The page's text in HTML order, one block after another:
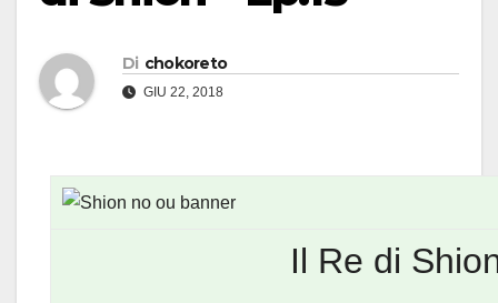
Di chokoreto
GIU 22, 2018
Il Re di